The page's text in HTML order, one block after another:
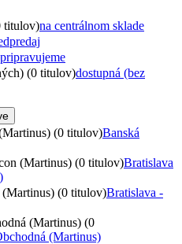
titulov)na centrálnom sklade
pripravujeme
(0 titulov)dostupná (bez
(0 titulov)Banská
(Martinus) (0 titulov)Bratislava
(0 titulov)Bratislava -
(Martinus) (0
(Martinus)